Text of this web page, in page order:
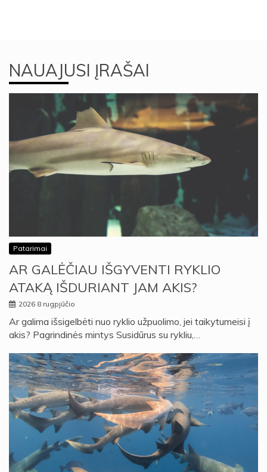
NAUAJUSI ĮRAŠAI
Patarimai
AR GALĖČIAU IŠGYVENTI RYKLIO
ATAKĄ IŠDURIANT JAM AKIS?
2026 8 rugpjūčio
Ar galima išsigelbėti nuo ryklio užpuolimo, jei taikytumeisi į
akis? Pagrindinės mintys Susidūrus su rykliu,…